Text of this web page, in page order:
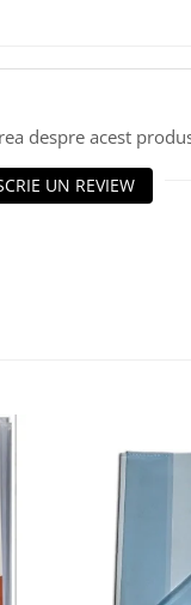
despre acest
UN REVIEW